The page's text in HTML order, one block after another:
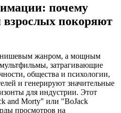
почему
покоряют
нишевым жанром, а мощным
затрагивающие
общества и психологии,
и генерируют значительные
для индустрии. Этот
and Morty" или "BoJack
просмотров на